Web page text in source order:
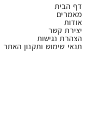
דף הבית
מאמרים
אודות
יצירת קשר
הצהרת נגישות
תנאי שימוש ותקנון האתר